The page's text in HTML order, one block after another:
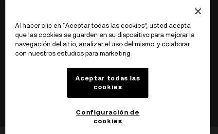
Más información sobre OKX Web3
Al hacer clic en “Aceptar todas las cookies”, usted acepta
que las cookies se guarden en su dispositivo para mejorar la
navegación del sitio, analizar el uso del mismo, y colaborar
con nuestros estudios para marketing.
Aceptar todas las
cookies
Configuración de
cookies